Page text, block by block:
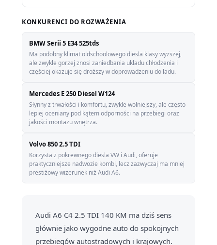
KONKURENCI DO ROZWAŻENIA
BMW Serii 5 E34 525tds
Ma podobny klimat oldschoolowego diesla klasy wyższej,
ale zwykle gorzej znosi zaniedbania układu chłodzenia i
częściej okazuje się droższy w doprowadzeniu do ładu.
Mercedes E 250 Diesel W124
Słynny z trwałości i komfortu, zwykle wolniejszy, ale często
lepiej oceniany pod kątem odporności na przebiegi oraz
jakości montażu wnętrza.
Volvo 850 2.5 TDI
Korzysta z pokrewnego diesla VW i Audi, oferuje
praktyczniejsze nadwozie kombi, lecz zazwyczaj ma mniej
prestiżowy wizerunek niż Audi A6.
Audi A6 C4 2.5 TDI 140 KM ma dziś sens
głównie jako wygodne auto do spokojnych
przebiegów autostradowych i krajowych.